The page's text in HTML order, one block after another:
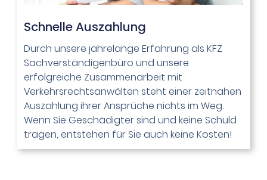
Schnelle Auszahlung​
Durch unsere jahrelange Erfahrung als KFZ
Sachverständigenbüro und unsere
erfolgreiche Zusammenarbeit mit
Verkehrsrechtsanwälten steht einer zeitnahen
Auszahlung ihrer Ansprüche nichts im Weg.
Wenn Sie Geschädigter sind und keine Schuld
tragen, entstehen für Sie auch keine Kosten!